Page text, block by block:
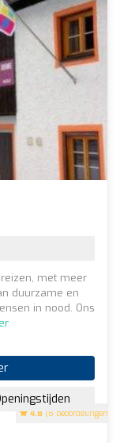
4.8 (6 beoordelingen)
met meer
duurzame en
in nood. Ons